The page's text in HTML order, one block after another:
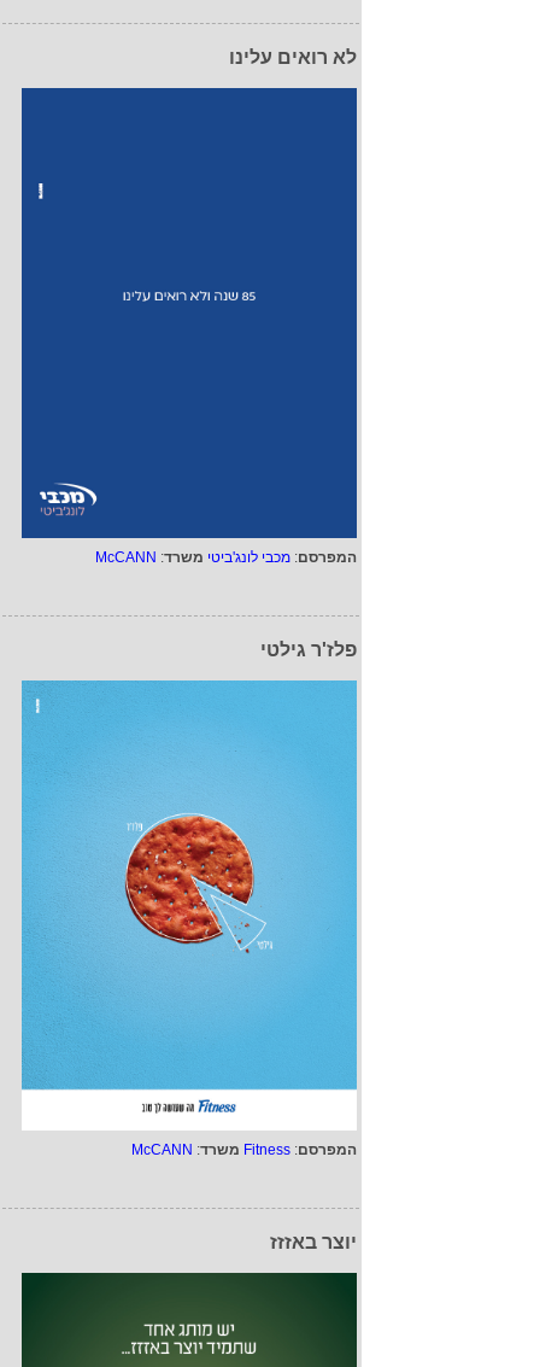
לא רואים עלינו
המפרסם: מכבי לונג'ביטי משרד:
McCANN
פלז'ר גילטי
המפרסם:
Fitness משרד:
McCANN
יוצר באזזז